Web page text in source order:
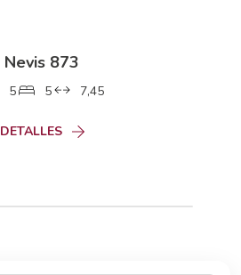
Nevis 873
5 5 7,45
DETALLES